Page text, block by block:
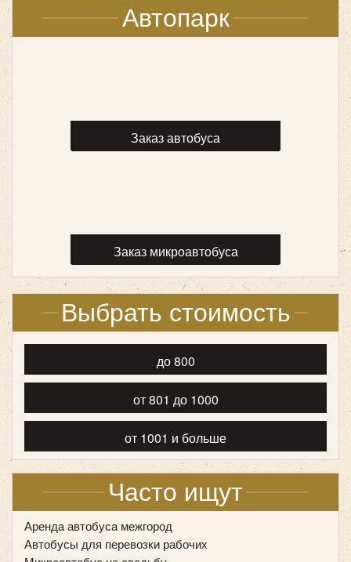
Автопарк
Заказ автобуса
Заказ микроавтобуса
Выбрать стоимость
до 800
от 801 до 1000
от 1001 и больше
Часто ищут
Аренда автобуса межгород
Автобусы для перевозки рабочих